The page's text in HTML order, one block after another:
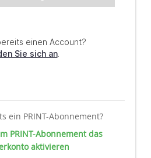
ein PRINT-Abonnement?
PRINT-Abonnement das
aktivieren